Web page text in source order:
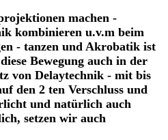
machen -
kombinieren u.v.m beim
- tanzen und Akrobatik ist
Bewegung auch in der
von Delaytechnik - mit bis
den 2 ten Verschluss und
und natürlich auch
setzen wir auch